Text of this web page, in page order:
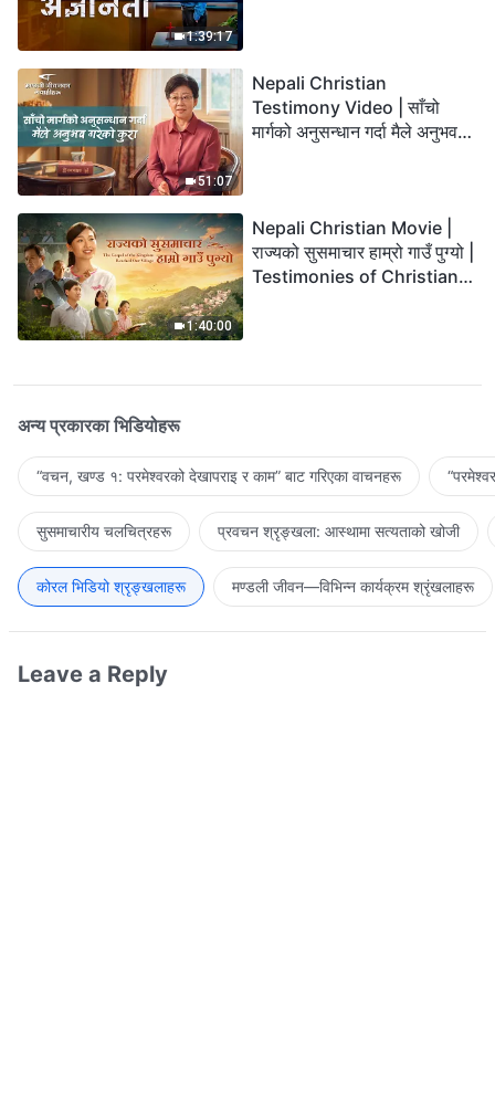
1:39:17
51:07
Nepali Christian
Testimony Video | साँचो
मार्गको अनुसन्धान गर्दा मैले अनुभव
1:40:00
Nepali Christian Movie |
राज्यको सुसमाचार हाम्रो गाउँ पुग्यो |
Testimonies of Christians
अन्य प्रकारका भिडियोहरू
“वचन, खण्ड १: परमेश्‍वरको देखापराइ र काम” बाट गरिएका वाचनहरू
सुसमाचारीय चलचित्रहरू प्रवचन श्रृङ्खला: आस्थामा सत्यताको खोजी
कोरल भिडियो श्रृङ्खलाहरू मण्डली जीवन—विभिन्‍न कार्यक्रम श्रृंखलाहरू
Leave a Reply